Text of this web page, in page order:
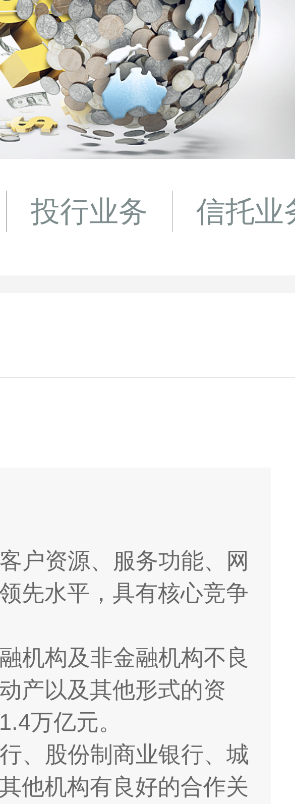
投行业务 信托业
户资源、服务功能、网
先水平，具有核心竞争
机构及非金融机构不良
产以及其他形式的资
万亿元。
、股份制商业银行、城
他机构有良好的合作关